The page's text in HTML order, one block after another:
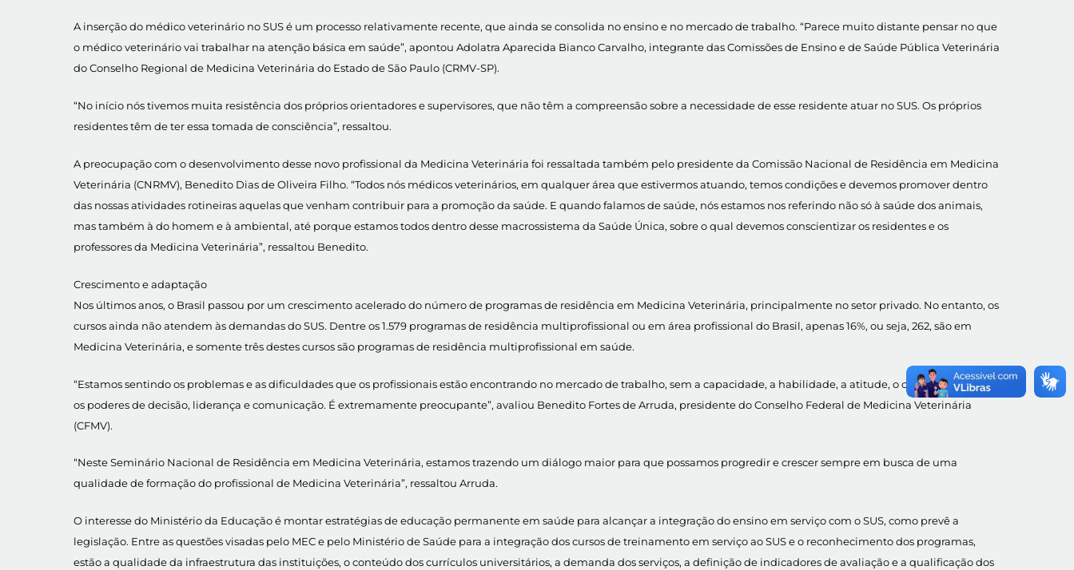
A inserção do médico veterinário no SUS é um processo relativamente recente, que ainda se consolida no ensino e no mercado de trabalho. “Parece muito distante pensar no que
o médico veterinário vai trabalhar na atenção básica em saúde”, apontou Adolatra Aparecida Bianco Carvalho, integrante das Comissões de Ensino e de Saúde Pública Veterinária
do Conselho Regional de Medicina Veterinária do Estado de São Paulo (CRMV-SP).
“No início nós tivemos muita resistência dos próprios orientadores e supervisores, que não têm a compreensão sobre a necessidade de esse residente atuar no SUS. Os próprios
residentes têm de ter essa tomada de consciência”, ressaltou.
A preocupação com o desenvolvimento desse novo profissional da Medicina Veterinária foi ressaltada também pelo presidente da Comissão Nacional de Residência em Medicina
Veterinária (CNRMV), Benedito Dias de Oliveira Filho. “Todos nós médicos veterinários, em qualquer área que estivermos atuando, temos condições e devemos promover dentro
das nossas atividades rotineiras aquelas que venham contribuir para a promoção da saúde. E quando falamos de saúde, nós estamos nos referindo não só à saúde dos animais,
mas também à do homem e à ambiental, até porque estamos todos dentro desse macrossistema da Saúde Única, sobre o qual devemos conscientizar os residentes e os
professores da Medicina Veterinária”, ressaltou Benedito.
Crescimento e adaptação
Nos últimos anos, o Brasil passou por um crescimento acelerado do número de programas de residência em Medicina Veterinária, principalmente no setor privado. No entanto, os
cursos ainda não atendem às demandas do SUS. Dentre os 1.579 programas de residência multiprofissional ou em área profissional do Brasil, apenas 16%, ou seja, 262, são em
Medicina Veterinária, e somente três destes cursos são programas de residência multiprofissional em saúde.
“Estamos sentindo os problemas e as dificuldades que os profissionais estão encontrando no mercado de trabalho, sem a capacidade, a habilidade, a atitude, o conhecimento, e
os poderes de decisão, liderança e comunicação. É extremamente preocupante”, avaliou Benedito Fortes de Arruda, presidente do Conselho Federal de Medicina Veterinária
(CFMV).
“Neste Seminário Nacional de Residência em Medicina Veterinária, estamos trazendo um diálogo maior para que possamos progredir e crescer sempre em busca de uma
qualidade de formação do profissional de Medicina Veterinária”, ressaltou Arruda.
O interesse do Ministério da Educação é montar estratégias de educação permanente em saúde para alcançar a integração do ensino em serviço com o SUS, como prevê a
legislação. Entre as questões visadas pelo MEC e pelo Ministério de Saúde para a integração dos cursos de treinamento em serviço ao SUS e o reconhecimento dos programas,
estão a qualidade da infraestrutura das instituições, o conteúdo dos currículos universitários, a demanda dos serviços, a definição de indicadores de avaliação e a qualificação dos